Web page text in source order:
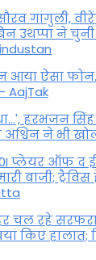
गांगुली,
उथप्पा ने
आया ऐसा
AajTak
हरभजन
ने भी
प्लेयर ऑफ द
बाजी;
चल रहे
किए